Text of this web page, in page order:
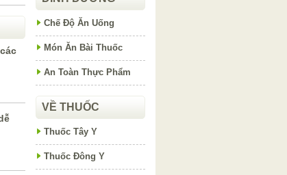
Chế Độ Ăn Uống
Món Ăn Bài Thuốc
An Toàn Thực Phẩm
VỀ THUỐC
Thuốc Tây Y
Thuốc Đông Y